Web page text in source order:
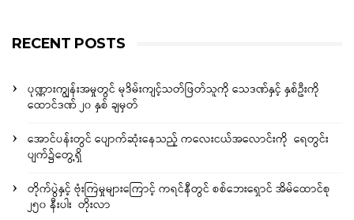
RECENT POSTS
ပုဏ္ဏားကျွန်းအမှုတွင် မုဒိမ်းကျင့်သတ်ဖြတ်သူကို သေဒဏ်နှင့် နှစ်ဦးကို
ထောင်ဒဏ် ၂၀ နှစ် ချမှတ်
အောင်ပန်းတွင် ပျောက်ဆုံးနေသည့် ကလေးငယ်အလောင်းကို ရေတွင်း
ပျက်၌တွေ့ရှိ
တိုက်ပွဲနှင့် ဗုံးကြဲမှုများကြောင့် ကရင်နီတွင် စစ်ဘေးရှောင် အိမ်ထောင်စု
၂၅၀ နီးပါး တိုးလာ